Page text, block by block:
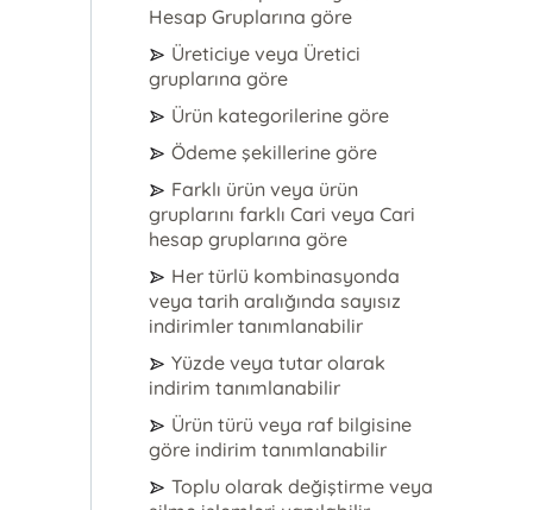
Hesap Gruplarına göre
Üreticiye veya Üretici
gruplarına göre
Ürün kategorilerine göre
Ödeme şekillerine göre
Farklı ürün veya ürün
gruplarını farklı Cari veya Cari
hesap gruplarına göre
Her türlü kombinasyonda
veya tarih aralığında sayısız
indirimler tanımlanabilir
Yüzde veya tutar olarak
indirim tanımlanabilir
Ürün türü veya raf bilgisine
göre indirim tanımlanabilir
Toplu olarak değiştirme veya